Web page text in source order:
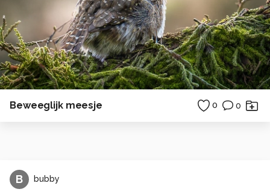
Beweeglijk meesje 0 0
B bubby